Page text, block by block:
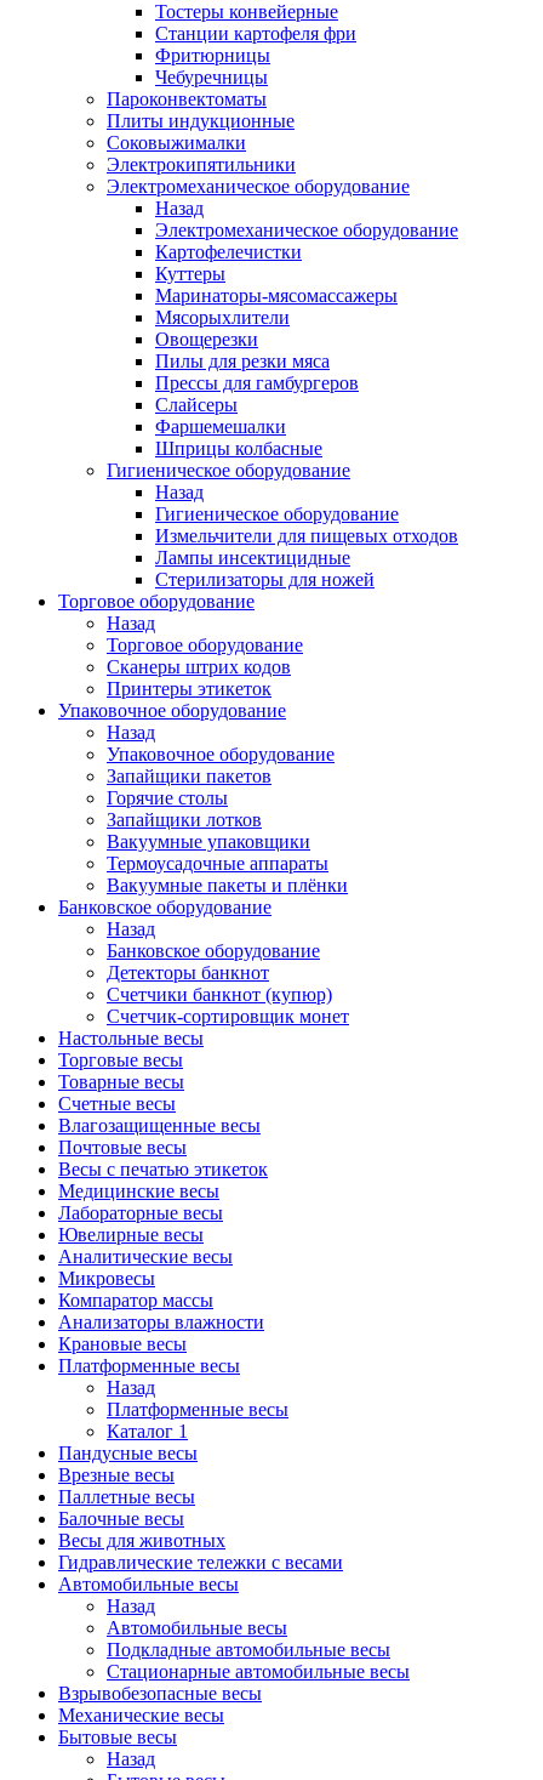
Тостеры конвейерные
Станции картофеля фри
Фритюрницы
Чебуречницы
Пароконвектоматы
Плиты индукционные
Соковыжималки
Электрокипятильники
Электромеханическое оборудование
Назад
Электромеханическое оборудование
Картофелечистки
Куттеры
Маринаторы-мясомассажеры
Мясорыхлители
Овощерезки
Пилы для резки мяса
Прессы для гамбургеров
Слайсеры
Фаршемешалки
Шприцы колбасные
Гигиеническое оборудование
Назад
Гигиеническое оборудование
Измельчители для пищевых отходов
Лампы инсектицидные
Стерилизаторы для ножей
Торговое оборудование
Назад
Торговое оборудование
Сканеры штрих кодов
Принтеры этикеток
Упаковочное оборудование
Назад
Упаковочное оборудование
Запайщики пакетов
Горячие столы
Запайщики лотков
Вакуумные упаковщики
Термоусадочные аппараты
Вакуумные пакеты и плёнки
Банковское оборудование
Назад
Банковское оборудование
Детекторы банкнот
Cчетчики банкнот (купюр)
Счетчик-сортировщик монет
Настольные весы
Торговые весы
Товарные весы
Счетные весы
Влагозащищенные весы
Почтовые весы
Весы с печатью этикеток
Медицинские весы
Лабораторные весы
Ювелирные весы
Аналитические весы
Микровесы
Компаратор массы
Анализаторы влажности
Крановые весы
Платформенные весы
Назад
Платформенные весы
Каталог 1
Пандусные весы
Врезные весы
Паллетные весы
Балочные весы
Весы для животных
Гидравлические тележки с весами
Автомобильные весы
Назад
Автомобильные весы
Подкладные автомобильные весы
Стационарные автомобильные весы
Взрывобезопасные весы
Механические весы
Бытовые весы
Назад